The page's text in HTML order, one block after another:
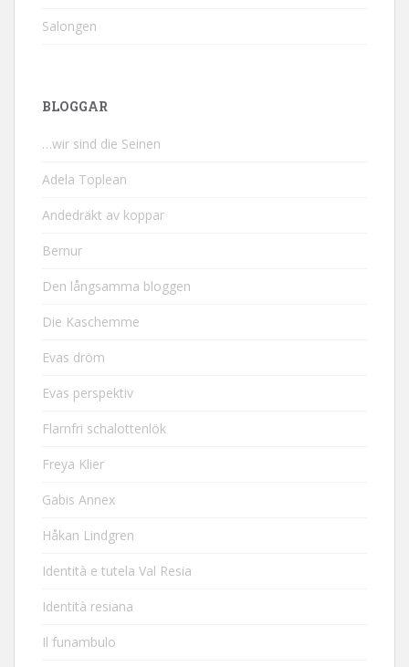
Salongen
BLOGGAR
…wir sind die Seinen
Adela Toplean
Andedräkt av koppar
Bernur
Den långsamma bloggen
Die Kaschemme
Evas dröm
Evas perspektiv
Flarnfri schalottenlök
Freya Klier
Gabis Annex
Håkan Lindgren
Identità e tutela Val Resia
Identità resiana
Il funambulo